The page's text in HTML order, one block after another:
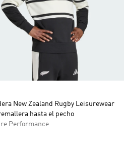
New Zealand Rugby Leisurewear
hasta el pecho
Performance